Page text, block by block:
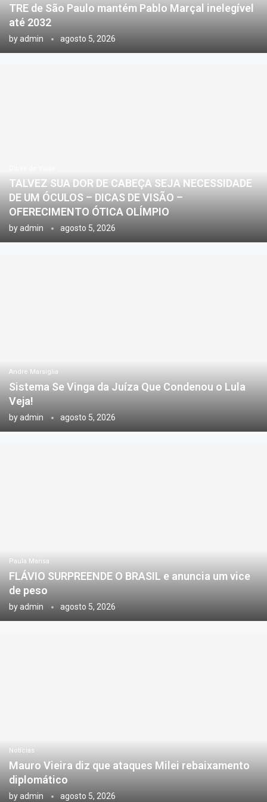
TRE de São Paulo mantém Pablo Marçal inelegível
até 2032
byadmin agosto 5, 2026
TALVEZ SUA DOR DE CABEÇA SEJA NECESSIDADE
DE UM ÓCULOS – DICAS DE VISÃO –
OFERECIMENTO ÓTICA OLÍMPIO
byadmin agosto 5, 2026
Andre Marsiglia
Sistema Se Vinga da Juíza Que Condenou o Lula
Veja!
byadmin agosto 5, 2026
Paula Marisa
FLÁVIO SURPREENDE O BRASIL e anuncia um vice
de peso
byadmin agosto 5, 2026
Notícias
Mauro Vieira diz que ataques Milei rebaixamento
diplomático
byadmin agosto 5, 2026